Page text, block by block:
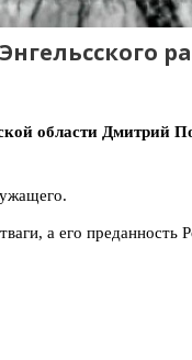
области Дмитрий
а его преданность